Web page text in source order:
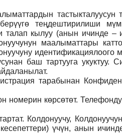
теңдештирилиши
талап кылуу (анын ичинде –
маалыматтары
идентификациялоого
баш тартууга укуктуу.
тарабынан
номерин көрсөтөт.
Колдонуучу,
үчүн, анын